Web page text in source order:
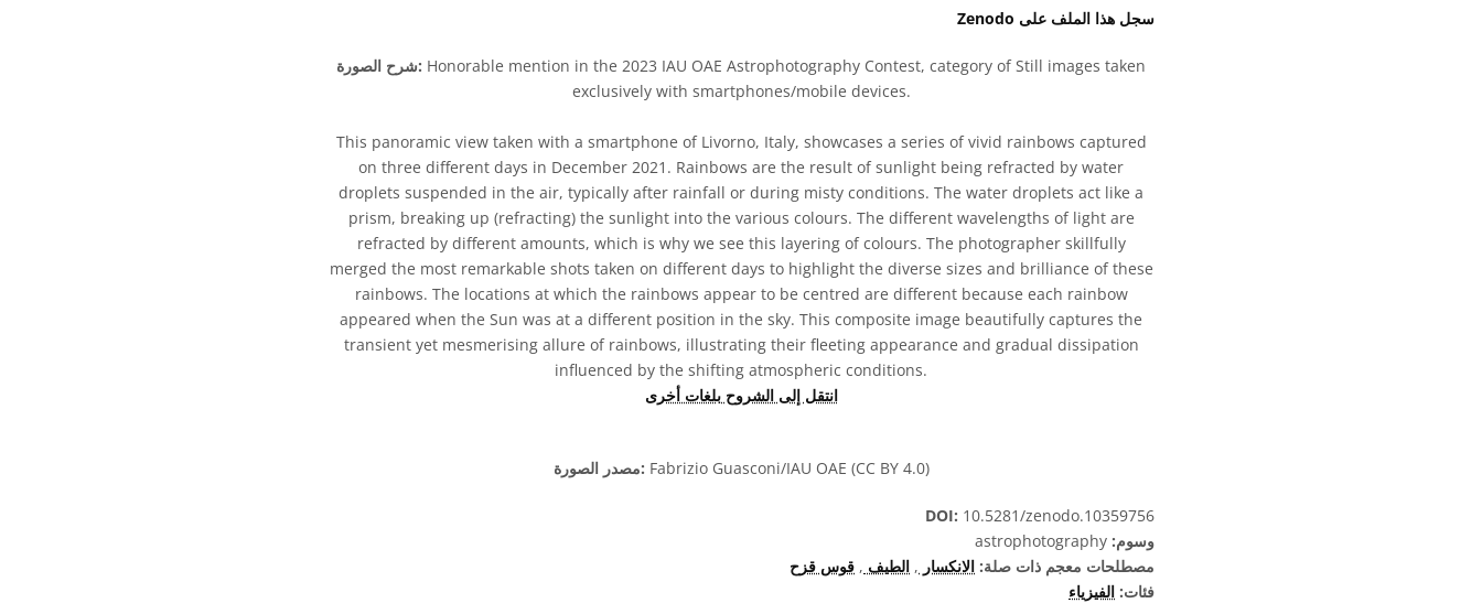
سجل هذا الملف على Zenodo
شرح الصورة: Honorable mention in the 2023 IAU OAE Astrophotography Contest, category of Still images taken
exclusively with smartphones/mobile devices.
This panoramic view taken with a smartphone of Livorno, Italy, showcases a series of vivid rainbows captured
on three different days in December 2021. Rainbows are the result of sunlight being refracted by water
droplets suspended in the air, typically after rainfall or during misty conditions. The water droplets act like a
prism, breaking up (refracting) the sunlight into the various colours. The different wavelengths of light are
refracted by different amounts, which is why we see this layering of colours. The photographer skillfully
merged the most remarkable shots taken on different days to highlight the diverse sizes and brilliance of these
rainbows. The locations at which the rainbows appear to be centred are different because each rainbow
appeared when the Sun was at a different position in the sky. This composite image beautifully captures the
transient yet mesmerising allure of rainbows, illustrating their fleeting appearance and gradual dissipation
influenced by the shifting atmospheric conditions.
انتقل إلى الشروح بلغات أخرى
مصدر الصورة: Fabrizio Guasconi/IAU OAE (CC BY 4.0)
DOI: 10.5281/zenodo.10359756
وسوم:
مصطلحات معجم ذات صلة: الانكسار , الطيف , قوس قزح
فئات: الفيزياء